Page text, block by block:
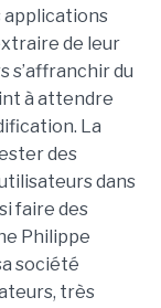
applications
de leur
s’affranchir du
à attendre
La
des
dans
faire des
Philippe
société
très